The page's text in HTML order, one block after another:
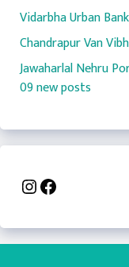
Vidarbha Urban
Chandrapur Van
Jawaharlal Nehru
09 new posts
Instagram
Facebook